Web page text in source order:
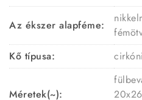
Az ékszer alapféme:
Kő típusa:
Méretek(~):